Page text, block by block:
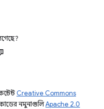
Creative Commons
নমুনাগুলিApache 2.0